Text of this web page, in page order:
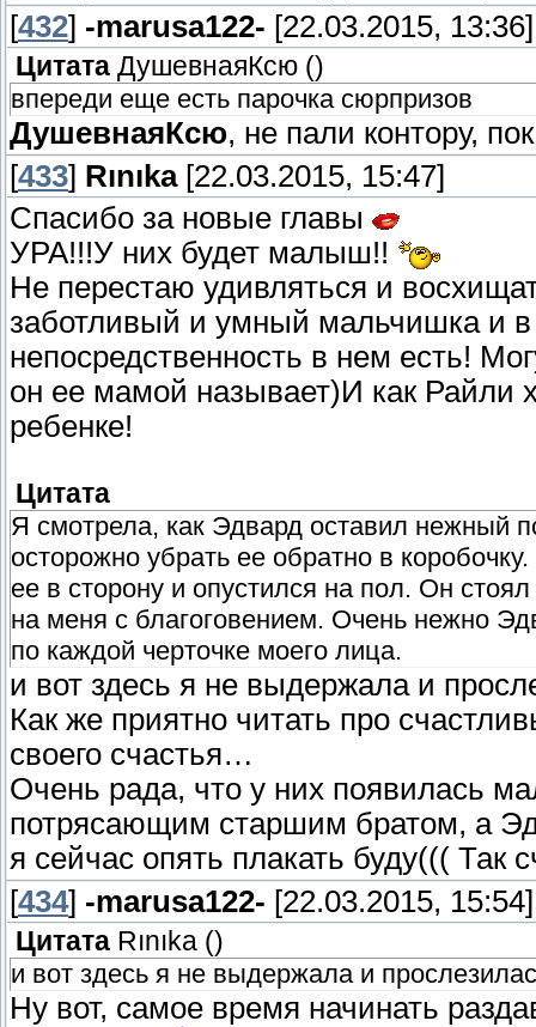
[432] -marusa122- [22.03.2015, 13:36]
Цитата ДушевнаяКсю ()
впереди еще есть парочка сюрпризов
ДушевнаяКсю, не пали контору,
[433] Rınıka[22.03.2015, 15:47]
Спасибо за новые главы
УРА!!!У них будет малыш!!
Не перестаю удивляться и
заботливый и умный мальчишка и в
непосредственность в нем есть!
он ее мамой называет)И как Райли
ребенке!
Цитата
Я смотрела, как Эдвард оставил нежный
осторожно убрать ее обратно в
ее в сторону и опустился на пол. Он
на меня с благоговением. Очень нежно
по каждой черточке моего лица.
и вот здесь я не выдержала и
Как же приятно читать про
своего счастья…
Очень рада, что у них появилась
потрясающим старшим братом, а
я сейчас опять плакать буду((( Так
[434] -marusa122- [22.03.2015, 15:54]
Цитата Rınıka ()
и вот здесь я не выдержала и
Ну вот, самое время начинать